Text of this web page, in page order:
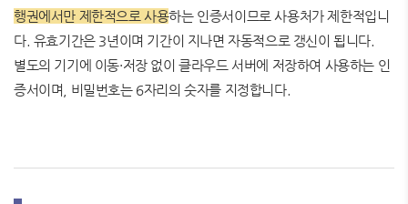
행권에서만 제한적으로 사용하는 인증서이므로 사용처가 제한적입니
다. 유효기간은 3년이며 기간이 지나면 자동적으로 갱신이 됩니다.
별도의 기기에 이동·저장 없이 클라우드 서버에 저장하여 사용하는 인
증서이며, 비밀번호는 6자리의 숫자를 지정합니다.